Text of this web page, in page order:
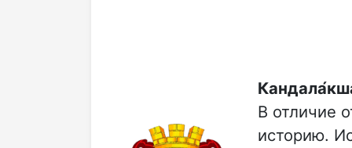
В отличие
историю.